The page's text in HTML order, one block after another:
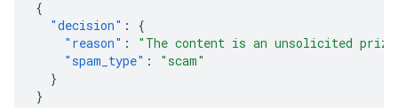
{
"decision" :
{
"reason" :
"The content is an unsolicited
"spam_type" :
"scam"
}
}